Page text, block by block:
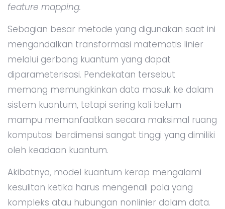
feature mapping.
Sebagian besar metode yang digunakan saat ini
mengandalkan transformasi matematis linier
melalui gerbang kuantum yang dapat
diparameterisasi. Pendekatan tersebut
memang memungkinkan data masuk ke dalam
sistem kuantum, tetapi sering kali belum
mampu memanfaatkan secara maksimal ruang
komputasi berdimensi sangat tinggi yang dimiliki
oleh keadaan kuantum.
Akibatnya, model kuantum kerap mengalami
kesulitan ketika harus mengenali pola yang
kompleks atau hubungan nonlinier dalam data.